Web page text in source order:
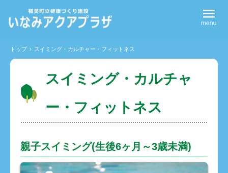
トップ › スイミング・カルチャー・フィットネス
スイミング・カルチャ
ー・フィットネス
親子スイミング(生後6ヶ月～3歳未満)